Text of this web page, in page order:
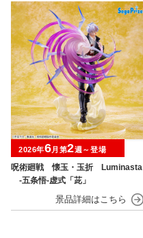
呪術廻戦 懐玉・玉折 Luminasta
‐五条悟‐虚式「茈」
2026年6月第2週～登場